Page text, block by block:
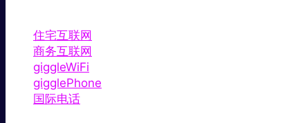
住宅互联网
商务互联网
giggleWiFi
gigglePhone
国际电话